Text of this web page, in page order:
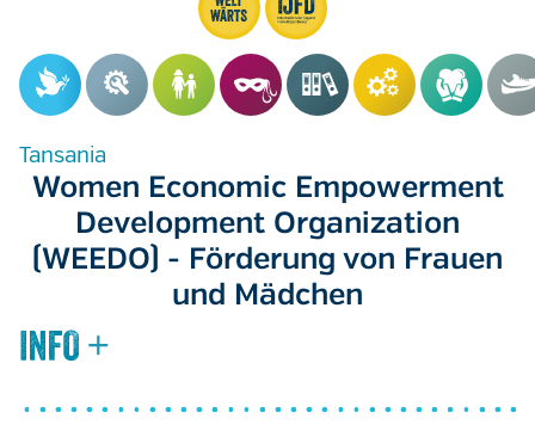
Tansania
Women Economic Empowerment
Development Organization
(WEEDO) - Förderung von Frauen
und Mädchen